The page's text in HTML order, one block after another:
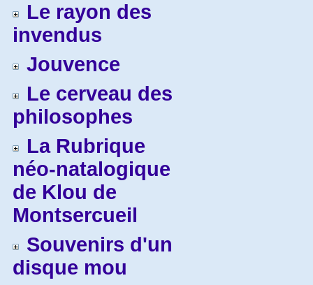
Le rayon des
invendus
Jouvence
Le cerveau des
philosophes
La Rubrique
néo-natalogique
de Klou de
Montsercueil
Souvenirs d'un
disque mou